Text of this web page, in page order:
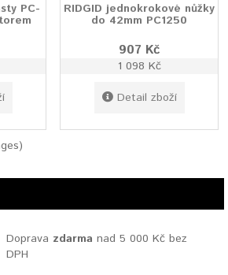
PC- RIDGID jednokrokové nůžky
do 42mm PC1250
907 Kč
1 098 Kč
Detail zboží
Doprava zdarma nad 5 000 Kč bez
DPH